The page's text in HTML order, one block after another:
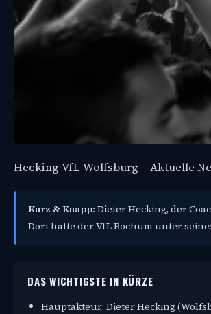
Hecking VfL Wolfsburg – Aktuelle
Kurz & Knapp: Dieter Hecking, der
Dort hatte der VfL Bochum unter
DAS WICHTIGSTE IN KÜRZE
Hauptakteur: Dieter Hecking